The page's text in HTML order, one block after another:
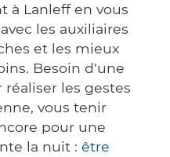
à Lanleff en vous
les auxiliaires
et les mieux
Besoin d'une
les gestes
vous tenir
pour une
la nuit : être